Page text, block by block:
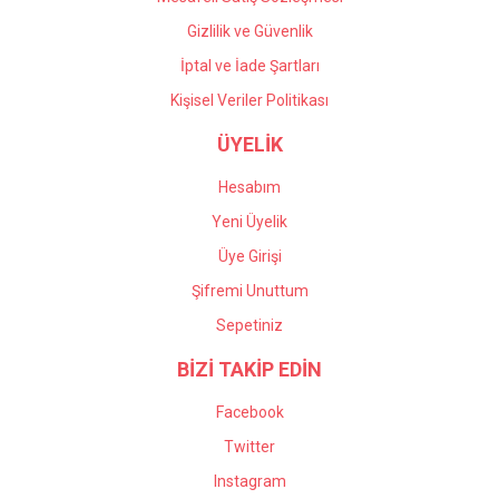
Gizlilik ve Güvenlik
İptal ve İade Şartları
Kişisel Veriler Politikası
ÜYELİK
Hesabım
Yeni Üyelik
Üye Girişi
Şifremi Unuttum
Sepetiniz
BİZİ TAKİP EDİN
Facebook
Twitter
Instagram